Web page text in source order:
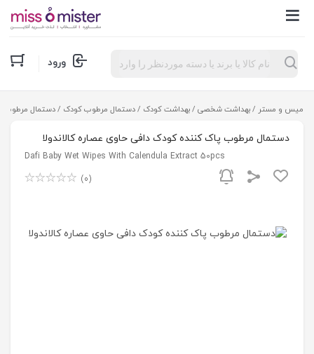
Products
search ورود
میس و مستر /بهداشت شخصی /بهداشت کودک /دستمال مرطوب کودک / دستمال مرطوب
دستمال مرطوب پاک کننده کودک دافی حاوی عصاره کالاندولا
Dafi Baby Wet Wipes With Calendula Extract 50pcs
(0)